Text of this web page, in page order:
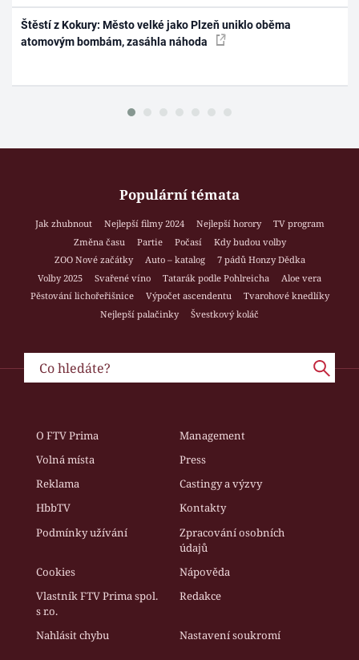
Štěstí z Kokury: Město velké jako Plzeň uniklo oběma
atomovým bombám, zasáhla náhoda
Populární témata
Jak zhubnout Nejlepší filmy 2024 Nejlepší horory
TV program
Změna času
Partie Počasí
Kdy budou volby
ZOO Nové začátky
Auto – katalog
7 pádů Honzy Dědka
Volby 2025
Svařené víno Tatarák podle Pohlreicha
Aloe vera
Pěstování lichořeřišnice
Výpočet ascendentu
Tvarohové knedlíky
Nejlepší palačinky
Švestkový koláč
O FTV Prima
Management
Volná místa
Press
Reklama
Castingy a výzvy
HbbTV
Kontakty
Podmínky užívání
Zpracování osobních
údajů
Cookies
Nápověda
Vlastník FTV Prima spol.
s r.o.
Redakce
Nahlásit chybu Nastavení soukromí